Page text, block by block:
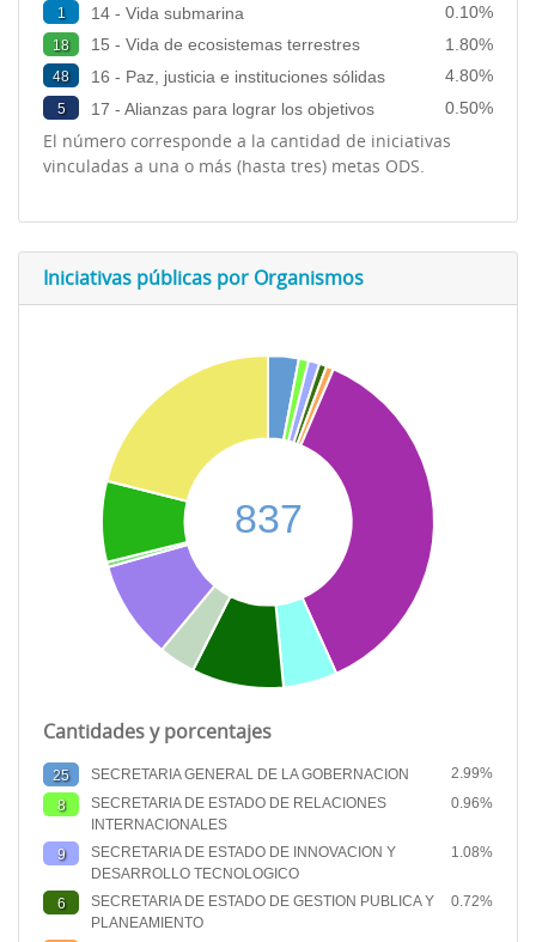
1 14 - Vida submarina 0.10%
18 15 - Vida de ecosistemas terrestres 1.80%
48 16 - Paz, justicia e instituciones sólidas 4.80%
5 17 - Alianzas para lograr los objetivos 0.50%
El número corresponde a la cantidad de iniciativas
vinculadas a una o más (hasta tres) metas ODS.
Iniciativas públicas por Organismos
Cantidades y porcentajes
25 SECRETARIA GENERAL DE LA GOBERNACION
2.99%
8
SECRETARIA DE ESTADO DE RELACIONES
INTERNACIONALES
0.96%
9
SECRETARIA DE ESTADO DE INNOVACION Y
DESARROLLO TECNOLOGICO
1.08%
6
SECRETARIA DE ESTADO DE GESTION PUBLICA Y
PLANEAMIENTO
0.72%